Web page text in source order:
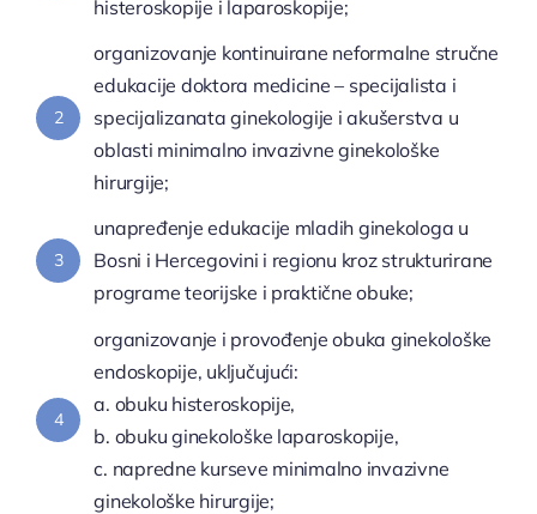
histeroskopije i laparoskopije;
2
organizovanje kontinuirane neformalne stručne
edukacije doktora medicine – specijalista i
specijalizanata ginekologije i akušerstva u
oblasti minimalno invazivne ginekološke
hirurgije;
3
unapređenje edukacije mladih ginekologa u
Bosni i Hercegovini i regionu kroz strukturirane
programe teorijske i praktične obuke;
4
organizovanje i provođenje obuka ginekološke
endoskopije, uključujući:
a. obuku histeroskopije,
b. obuku ginekološke laparoskopije,
c. napredne kurseve minimalno invazivne
ginekološke hirurgije;